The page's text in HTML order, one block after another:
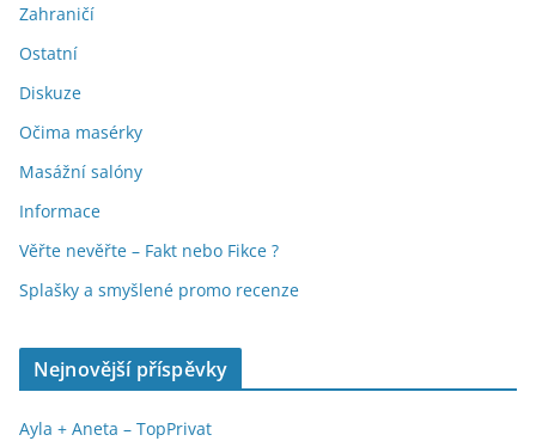
Zahraničí
Ostatní
Diskuze
Očima masérky
Masážní salóny
Informace
Věřte nevěřte – Fakt nebo Fikce ?
Splašky a smyšlené promo recenze
Nejnovější příspěvky
Ayla + Aneta – TopPrivat